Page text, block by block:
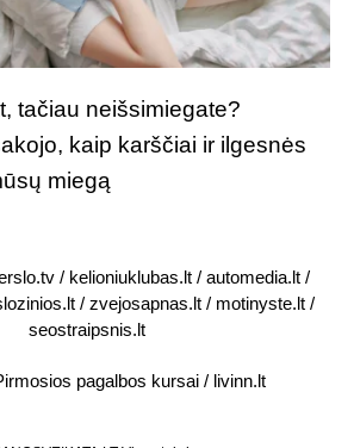
tačiau neišsimiegate?
kaip karščiai ir ilgesnės
miegą
/ kelioniuklubas.lt/ automedia.lt/
/ zvejosapnas.lt/ motinyste.lt/
seostraipsnis.lt
pagalbos kursai/ livinn.lt